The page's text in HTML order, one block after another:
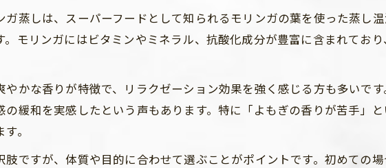
モリンガ蒸しの頻度と血行改善の関係
よもぎ蒸しを続けた結果得られるメリット
よもぎ蒸しのあと現れる好転反応の特徴
蒸しは、スーパーフードとして知られるモリンガの葉を使った蒸し
モリンガにはビタミンやミネラル、抗酸化成分が豊富に含まれてお
やかな香りが特徴で、リラクゼーション効果を強く感じる方も多いで
の緩和を実感したという声もあります。特に「よもぎの香りが苦手」
。
肢ですが、体質や目的に合わせて選ぶことがポイントです。初めての